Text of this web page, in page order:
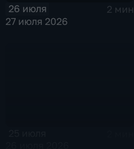
26 июля
2 мин
27 июля 2026